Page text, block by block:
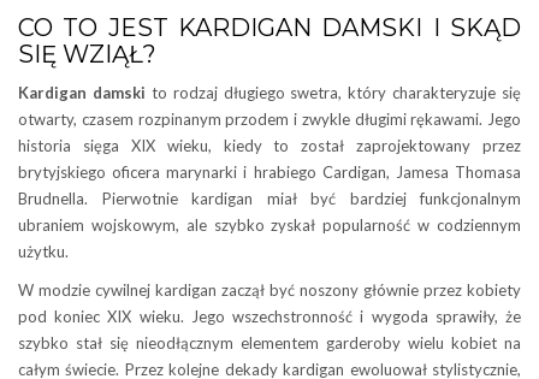
CO TO JEST KARDIGAN DAMSKI I SKĄD
SIĘ WZIĄŁ?
Kardigan damski to rodzaj długiego swetra, który charakteryzuje się
otwarty, czasem rozpinanym przodem i zwykle długimi rękawami. Jego
historia sięga XIX wieku, kiedy to został zaprojektowany przez
brytyjskiego oficera marynarki i hrabiego Cardigan, Jamesa Thomasa
Brudnella. Pierwotnie kardigan miał być bardziej funkcjonalnym
ubraniem wojskowym, ale szybko zyskał popularność w codziennym
użytku.
W modzie cywilnej kardigan zaczął być noszony głównie przez kobiety
pod koniec XIX wieku. Jego wszechstronność i wygoda sprawiły, że
szybko stał się nieodłącznym elementem garderoby wielu kobiet na
całym świecie. Przez kolejne dekady kardigan ewoluował stylistycznie,